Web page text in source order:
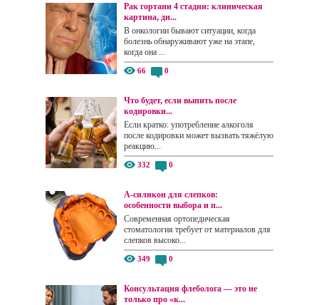
Рак гортани 4 стадии: клиническая
картина, ди...
В онкологии бывают ситуации, когда
болезнь обнаруживают уже на этапе,
когда она ...
66 0
Что будет, если выпить после
кодировки...
Если кратко: употребление алкоголя
после кодировки может вызвать тяжёлую
реакцию...
332 0
А-силикон для слепков:
особенности выбора и п...
Современная ортопедическая
стоматология требует от материалов для
слепков высоко...
349 0
Консультация флеболога — это не
только про «к...